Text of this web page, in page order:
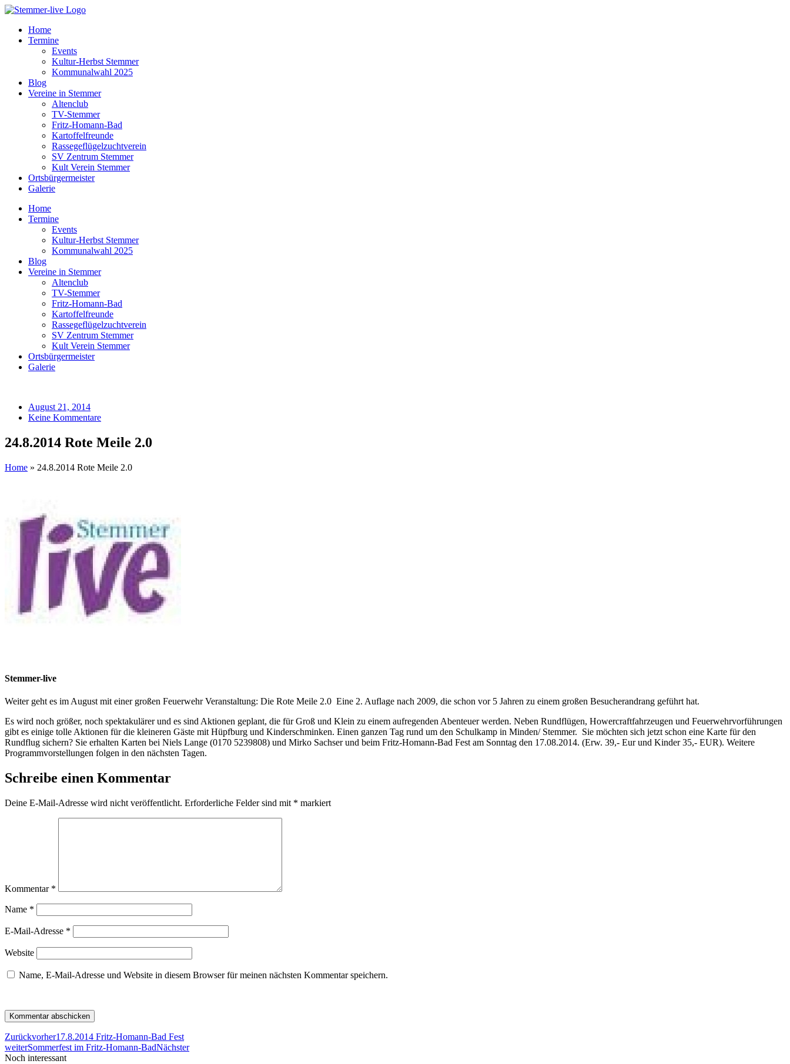
Home
Termine
Events
Kultur-Herbst Stemmer
Kommunalwahl 2025
Blog
Vereine in Stemmer
Altenclub
TV-Stemmer
Fritz-Homann-Bad
Kartoffelfreunde
Rassegeflügelzuchtverein
SV Zentrum Stemmer
Kult Verein Stemmer
Ortsbürgermeister
Galerie
Home
Termine
Events
Kultur-Herbst Stemmer
Kommunalwahl 2025
Blog
Vereine in Stemmer
Altenclub
TV-Stemmer
Fritz-Homann-Bad
Kartoffelfreunde
Rassegeflügelzuchtverein
SV Zentrum Stemmer
Kult Verein Stemmer
Ortsbürgermeister
Galerie
August 21, 2014
Keine Kommentare
24.8.2014 Rote Meile 2.0
Home » 24.8.2014 Rote Meile 2.0
Stemmer-live
Weiter geht es im August mit einer großen Feuerwehr Veranstaltung: Die Rote Meile 2.0 Eine 2. Auflage nach 2009, die schon vor 5 Jahren zu einem großen Besucherandrang geführt hat.
Es wird noch größer, noch spektakulärer und es sind Aktionen geplant, die für Groß und Klein zu einem aufregenden Abenteuer werden. Neben Rundflügen, Howercraftfahrzeugen und Feuerwehrvorführungen
gibt es einige tolle Aktionen für die kleineren Gäste mit Hüpfburg und Kinderschminken. Einen ganzen Tag rund um den Schulkamp in Minden/ Stemmer. Sie möchten sich jetzt schon eine Karte für den
Rundflug sichern? Sie erhalten Karten bei Niels Lange (0170 5239808) und Mirko Sachser und beim Fritz-Homann-Bad Fest am Sonntag den 17.08.2014. (Erw. 39,- Eur und Kinder 35,- EUR). Weitere
Programmvorstellungen folgen in den nächsten Tagen.
Schreibe einen Kommentar
Deine E-Mail-Adresse wird nicht veröffentlicht. Erforderliche Felder sind mit * markiert
Kommentar *
Name *
E-Mail-Adresse *
Website
Name, E-Mail-Adresse und Website in diesem Browser für meinen nächsten Kommentar speichern.
Zurückvorher17.8.2014 Fritz-Homann-Bad Fest
weiterSommerfest im Fritz-Homann-BadNächster
Noch interessant